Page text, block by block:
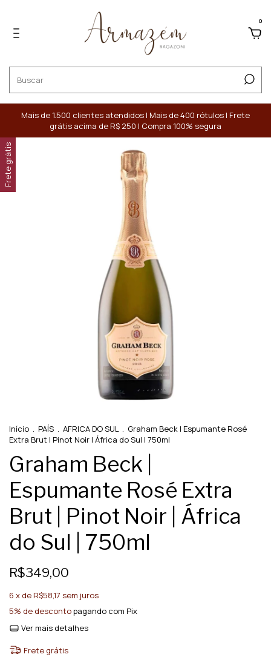
0
Mais de 1.500 clientes atendidos | Mais de 400 rótulos | Frete
grátis acima de R$ 250 | Compra 100% segura
Frete grátis
Início . PAÍS . AFRICA DO SUL . Graham Beck | Espumante Rosé
Extra Brut | Pinot Noir | África do Sul | 750ml
Graham Beck |
Espumante Rosé Extra
Brut | Pinot Noir | África
do Sul | 750ml
R$349,00
6 x deR$58,17 sem juros
5% de descontopagando com Pix
Ver mais detalhes
Frete grátis